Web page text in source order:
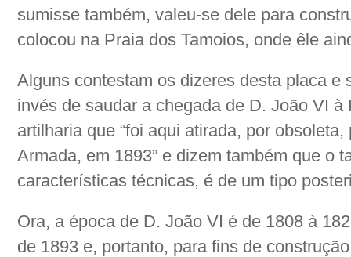
sumisse também, valeu-se dele para
colocou na Praia dos Tamoios, onde êle
Alguns contestam os dizeres desta placa e
invés de saudar a chegada de D. João VI
artilharia que “foi aqui atirada, por
Armada, em 1893” e dizem também que o
características técnicas, é de um tipo
Ora, a época de D. João VI é de 1808 à
de 1893 e, portanto, para fins de